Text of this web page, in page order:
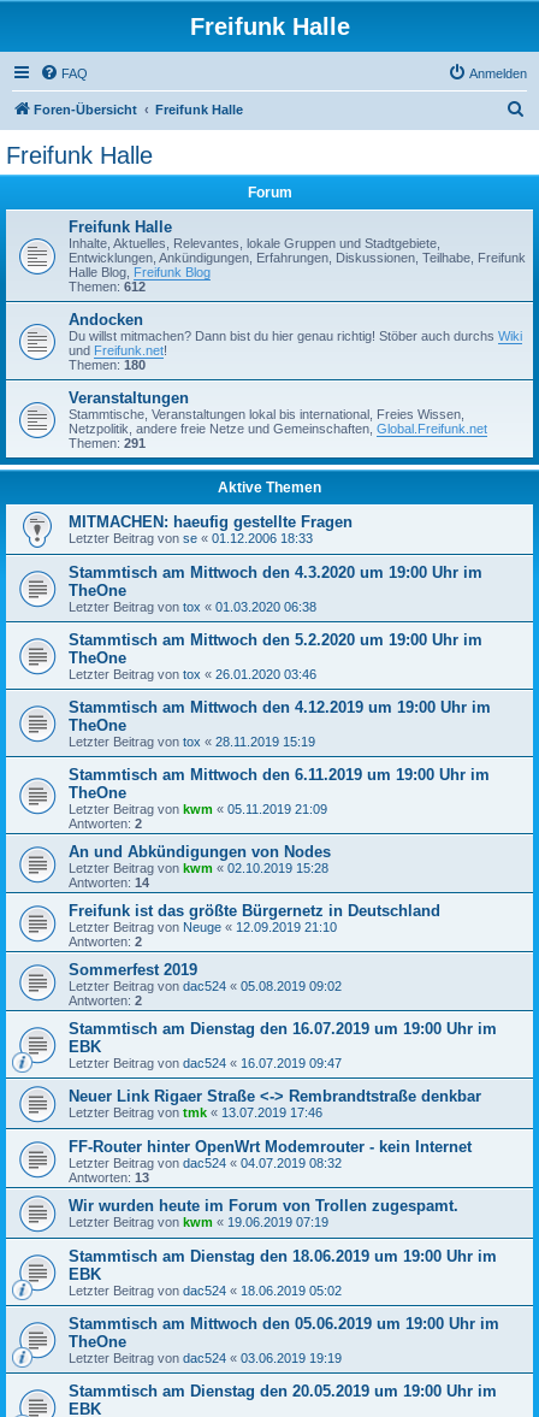
Freifunk Halle
FAQ Anmelden
Foren-Übersicht Freifunk Halle
Freifunk Halle
Forum
Freifunk Halle
Inhalte, Aktuelles, Relevantes, lokale Gruppen und Stadtgebiete,
Entwicklungen, Ankündigungen, Erfahrungen, Diskussionen, Teilhabe, Freifunk
Halle Blog, Freifunk Blog
Themen: 612
Andocken
Du willst mitmachen? Dann bist du hier genau richtig! Stöber auch durchs Wiki
und Freifunk.net!
Themen: 180
Veranstaltungen
Stammtische, Veranstaltungen lokal bis international, Freies Wissen,
Netzpolitik, andere freie Netze und Gemeinschaften, Global.Freifunk.net
Themen: 291
Aktive Themen
MITMACHEN: haeufig gestellte Fragen
Letzter Beitrag von se « 01.12.2006 18:33
Stammtisch am Mittwoch den 4.3.2020 um 19:00 Uhr im
TheOne
Letzter Beitrag von tox « 01.03.2020 06:38
Stammtisch am Mittwoch den 5.2.2020 um 19:00 Uhr im
TheOne
Letzter Beitrag von tox « 26.01.2020 03:46
Stammtisch am Mittwoch den 4.12.2019 um 19:00 Uhr im
TheOne
Letzter Beitrag von tox « 28.11.2019 15:19
Stammtisch am Mittwoch den 6.11.2019 um 19:00 Uhr im
TheOne
Letzter Beitrag von kwm « 05.11.2019 21:09
Antworten: 2
An und Abkündigungen von Nodes
Letzter Beitrag von kwm « 02.10.2019 15:28
Antworten: 14
Freifunk ist das größte Bürgernetz in Deutschland
Letzter Beitrag von Neuge « 12.09.2019 21:10
Antworten: 2
Sommerfest 2019
Letzter Beitrag von dac524 « 05.08.2019 09:02
Antworten: 2
Stammtisch am Dienstag den 16.07.2019 um 19:00 Uhr im
EBK
Letzter Beitrag von dac524 « 16.07.2019 09:47
Neuer Link Rigaer Straße <-> Rembrandtstraße denkbar
Letzter Beitrag von tmk « 13.07.2019 17:46
FF-Router hinter OpenWrt Modemrouter - kein Internet
Letzter Beitrag von dac524 « 04.07.2019 08:32
Antworten: 13
Wir wurden heute im Forum von Trollen zugespamt.
Letzter Beitrag von kwm « 19.06.2019 07:19
Stammtisch am Dienstag den 18.06.2019 um 19:00 Uhr im
EBK
Letzter Beitrag von dac524 « 18.06.2019 05:02
Stammtisch am Mittwoch den 05.06.2019 um 19:00 Uhr im
TheOne
Letzter Beitrag von dac524 « 03.06.2019 19:19
Stammtisch am Dienstag den 20.05.2019 um 19:00 Uhr im
EBK